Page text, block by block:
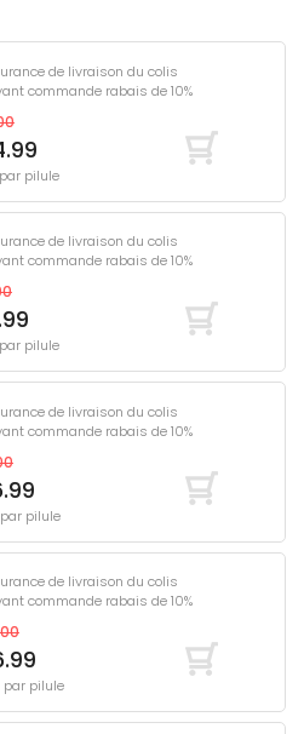
de livraison du colis
commande rabais de 10%
pilule
de livraison du colis
commande rabais de 10%
pilule
de livraison du colis
commande rabais de 10%
pilule
de livraison du colis
commande rabais de 10%
par pilule